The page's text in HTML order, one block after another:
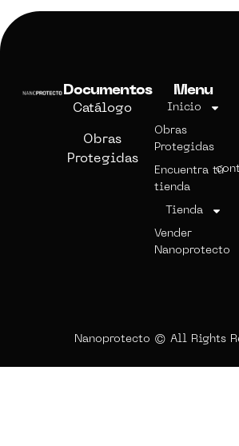
Documentos
Catálogo
Obras
Protegidas
Menu
Inicio
Obras
Protegidas
Encuentra tú
tienda
Tienda
Vender
Nanoprotecto
Nanoprotecto © All Rights